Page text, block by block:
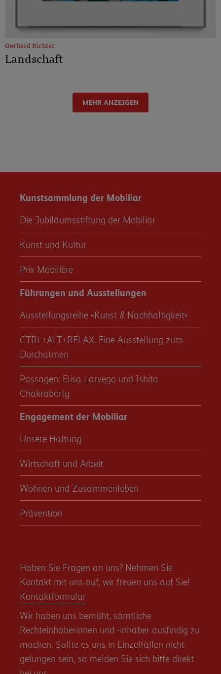
Gerhard Richter
Landschaft
MEHR ANZEIGEN
Kunstsammlung der Mobiliar
Die Jubiläumsstiftung der Mobiliar
Kunst und Kultur
Prix Mobilière
Führungen und Ausstellungen
Ausstellungsreihe «Kunst & Nachhaltigkeit»
CTRL+ALT+RELAX. Eine Ausstellung zum
Durchatmen
Passagen: Elisa Larvego und Ishita
Chakraborty
Engagement der Mobiliar
Unsere Haltung
Wirtschaft und Arbeit
Wohnen und Zusammenleben
Prävention
Haben Sie Fragen an uns? Nehmen Sie
Kontakt mit uns auf, wir freuen uns auf Sie!
Kontaktformular
Wir haben uns bemüht, sämtliche
Rechteinhaberinnen und -inhaber ausfindig zu
machen. Sollte es uns in Einzelfällen nicht
gelungen sein, so melden Sie sich bitte direkt